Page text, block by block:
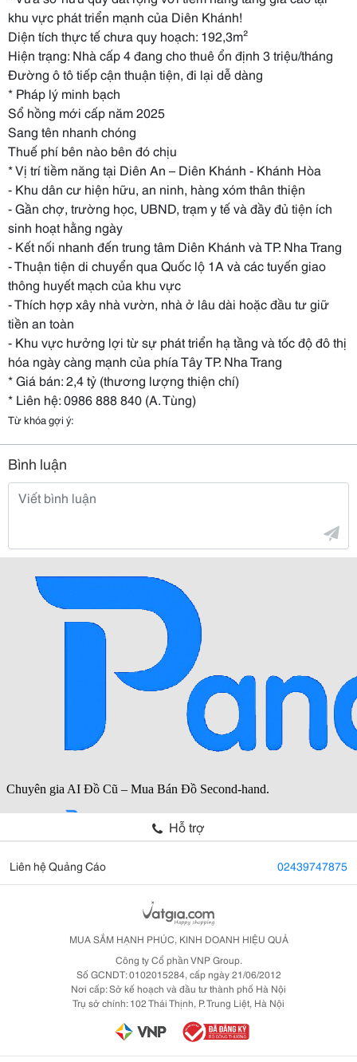
khu vực phát triển mạnh của Diên Khánh!
Diện tích thực tế chưa quy hoạch: 192,3m²
Hiện trạng: Nhà cấp 4 đang cho thuê ổn định 3 triệu/tháng
Đường ô tô tiếp cận thuận tiện, đi lại dễ dàng
* Pháp lý minh bạch
Sổ hồng mới cấp năm 2025
Sang tên nhanh chóng
Thuế phí bên nào bên đó chịu
* Vị trí tiềm năng tại Diên An – Diên Khánh - Khánh Hòa
- Khu dân cư hiện hữu, an ninh, hàng xóm thân thiện
- Gần chợ, trường học, UBND, trạm y tế và đầy đủ tiện ích
sinh hoạt hằng ngày
- Kết nối nhanh đến trung tâm Diên Khánh và TP. Nha Trang
- Thuận tiện di chuyển qua Quốc lộ 1A và các tuyến giao
thông huyết mạch của khu vực
- Thích hợp xây nhà vườn, nhà ở lâu dài hoặc đầu tư giữ
tiền an toàn
- Khu vực hưởng lợi từ sự phát triển hạ tầng và tốc độ đô thị
hóa ngày càng mạnh của phía Tây TP. Nha Trang
* Giá bán: 2,4 tỷ (thương lượng thiện chí)
* Liên hệ: 0986 888 840 (A. Tùng)
Từ khóa gợi ý:
Bình luận
Hỗ trợ
Liên hệ Quảng Cáo 02439747875
MUA SẮM HẠNH PHÚC, KINH DOANH HIỆU QUẢ
Công ty Cổ phần VNP Group.
Số GCNDT: 0102015284, cấp ngày 21/06/2012
Nơi cấp: Sở kế hoạch và đầu tư thành phố Hà Nội
Trụ sở chính: 102 Thái Thịnh, P. Trung Liệt, Hà Nội